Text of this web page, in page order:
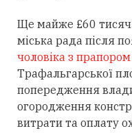
Ще майже £60 тисяч
міська рада після
чоловіка з прапором
Трафальгарської
попередження
огородження
витрати та оплату